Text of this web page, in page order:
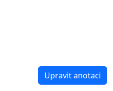
Upravit anotaci